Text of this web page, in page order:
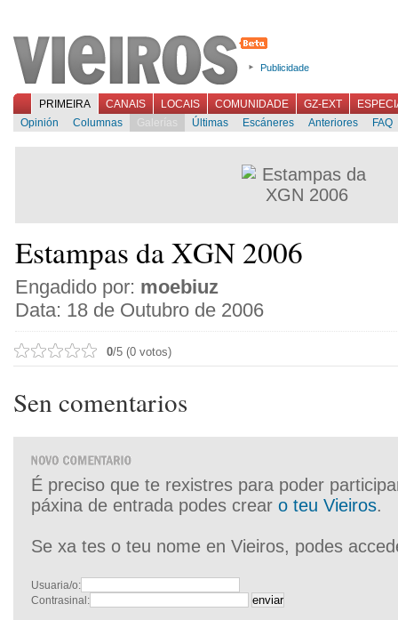
Publicidade
PRIMEIRA CANAIS LOCAIS COMUNIDADE GZ-EXT
Opinión
Columnas Galerías Últimas Escáneres Anteriores FAQ
Estampas da XGN 2006
Engadido por: moebiuz
Data: 18 de Outubro de 2006
0/5 (0 votos)
Sen comentarios
É preciso que te rexistres para poder
páxina de entrada podes crear o teu Vieiros.
Se xa tes o teu nome en Vieiros, podes
Usuaria/o:
Contrasinal: